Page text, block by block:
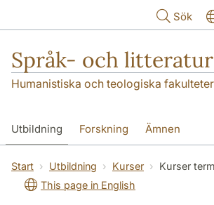
Sök
Språk- och
Humanistiska och teologiska
Utbildning Forskning Ämnen
SOL-husen Kontakt Institutionen
översättning till svenska
Start Utbildning Kurser
Kurser
This page in English